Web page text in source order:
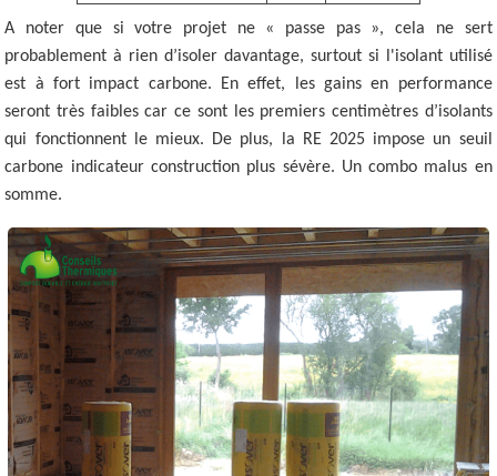
A noter que si votre projet ne « passe pas », cela ne sert
probablement à rien d’isoler davantage, surtout si l'isolant utilisé
est à fort impact carbone. En effet, les gains en performance
seront très faibles car ce sont les premiers centimètres d’isolants
qui fonctionnent le mieux. De plus, la RE 2025 impose un seuil
carbone indicateur construction plus sévère. Un combo malus en
somme.